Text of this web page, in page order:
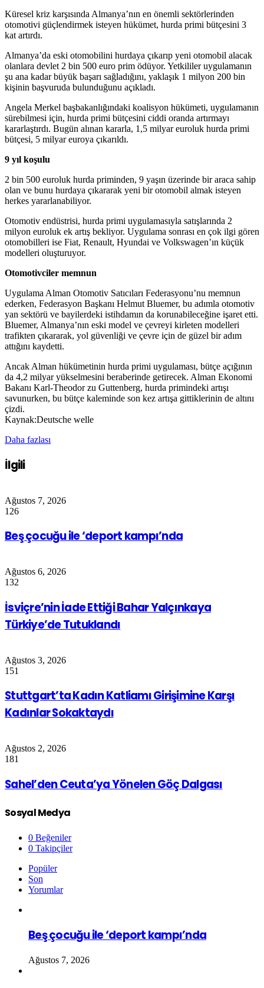
Küresel kriz karşısında Almanya’nın en önemli sektörlerinden
otomotivi güçlendirmek isteyen hükümet, hurda primi bütçesini 3
kat artırdı.
Almanya’da eski otomobilini hurdaya çıkarıp yeni otomobil alacak
olanlara devlet 2 bin 500 euro prim ödüyor. Yetkililer uygulamanın
şu ana kadar büyük başarı sağladığını, yaklaşık 1 milyon 200 bin
kişinin başvuruda bulunduğunu açıkladı.
Angela Merkel başbakanlığındaki koalisyon hükümeti, uygulamanın
sürebilmesi için, hurda primi bütçesini ciddi oranda artırmayı
kararlaştırdı. Bugün alınan kararla, 1,5 milyar euroluk hurda primi
bütçesi, 5 milyar euroya çıkarıldı.
9 yıl koşulu
2 bin 500 euroluk hurda priminden, 9 yaşın üzerinde bir araca sahip
olan ve bunu hurdaya çıkararak yeni bir otomobil almak isteyen
herkes yararlanabiliyor.
Otomotiv endüstrisi, hurda primi uygulamasıyla satışlarında 2
milyon euroluk ek artış bekliyor. Uygulama sonrası en çok ilgi gören
otomobilleri ise Fiat, Renault, Hyundai ve Volkswagen’ın küçük
modelleri oluşturuyor.
Otomotivciler memnun
Uygulama Alman Otomotiv Satıcıları Federasyonu’nu memnun
ederken, Federasyon Başkanı Helmut Bluemer, bu adımla otomotiv
yan sektörü ve bayilerdeki istihdamın da korunabileceğine işaret etti.
Bluemer, Almanya’nın eski model ve çevreyi kirleten modelleri
trafikten çıkararak, yol güvenliği ve çevre için de güzel bir adım
attığını kaydetti.
Ancak Alman hükümetinin hurda primi uygulaması, bütçe açığının
da 4,2 milyar yükselmesini beraberinde getirecek. Alman Ekonomi
Bakanı Karl-Theodor zu Guttenberg, hurda primindeki artışı
savunurken, bu bütçe kaleminde son kez artışa gittiklerinin de altını
çizdi.
Kaynak:Deutsche welle
Daha fazlası
İlgili
Ağustos 7, 2026
126
Beş çocuğu ile ‘deport kampı’nda
Ağustos 6, 2026
132
İsviçre’nin İade Ettiği Bahar Yalçınkaya
Türkiye’de Tutuklandı
Ağustos 3, 2026
151
Stuttgart’ta Kadın Katliamı Girişimine Karşı
Kadınlar Sokaktaydı
Ağustos 2, 2026
181
Sahel’den Ceuta’ya Yönelen Göç Dalgası
Sosyal Medya
0 Beğeniler
0 Takipçiler
Popüler
Son
Yorumlar
Beş çocuğu ile ‘deport kampı’nda
Ağustos 7, 2026